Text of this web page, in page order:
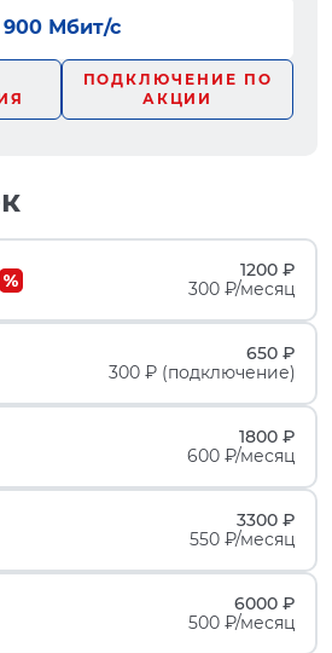
900 Мбит/с
ПОДКЛЮЧЕНИЕ ПО
АКЦИИ
1200 ₽
300 ₽/месяц
650 ₽
300 ₽ (подключение)
1800 ₽
600 ₽/месяц
3300 ₽
550 ₽/месяц
6000 ₽
500 ₽/месяц